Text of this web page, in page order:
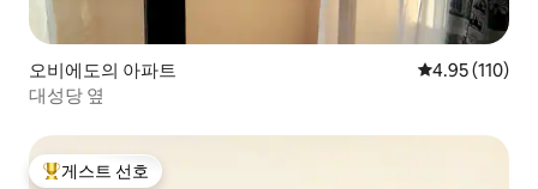
오비에도의 아파트 평점 4.95점(5
4.95 (110)
대성당 옆
상위 게스트 선호
게스트 선호